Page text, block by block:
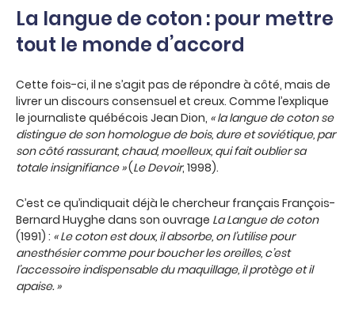
La langue de coton : pour mettre
tout le monde d’accord
Cette fois-ci, il ne s’agit pas de répondre à côté, mais de
livrer un discours consensuel et creux. Comme l’explique
le journaliste québécois Jean Dion, « la langue de coton se
distingue de son homologue de bois, dure et soviétique, par
son côté rassurant, chaud, moelleux, qui fait oublier sa
totale insignifiance »(Le Devoir, 1998).
C’est ce qu’indiquait déjà le chercheur français François-
Bernard Huyghe dans son ouvrage La Langue de coton
(1991) : « Le coton est doux, il absorbe, on l’utilise pour
anesthésier comme pour boucher les oreilles, c’est
l’accessoire indispensable du maquillage, il protège et il
apaise. »